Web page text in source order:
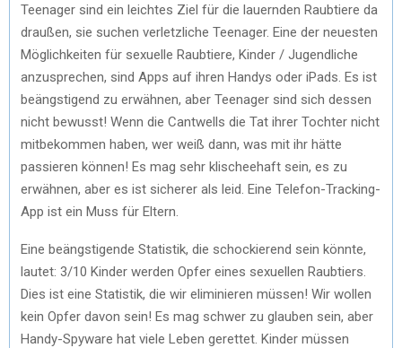
Teenager sind ein leichtes Ziel für die lauernden Raubtiere da
draußen, sie suchen verletzliche Teenager. Eine der neuesten
Möglichkeiten für sexuelle Raubtiere, Kinder / Jugendliche
anzusprechen, sind Apps auf ihren Handys oder iPads. Es ist
beängstigend zu erwähnen, aber Teenager sind sich dessen
nicht bewusst! Wenn die Cantwells die Tat ihrer Tochter nicht
mitbekommen haben, wer weiß dann, was mit ihr hätte
passieren können! Es mag sehr klischeehaft sein, es zu
erwähnen, aber es ist sicherer als leid. Eine Telefon-Tracking-
App ist ein Muss für Eltern.
Eine beängstigende Statistik, die schockierend sein könnte,
lautet: 3/10 Kinder werden Opfer eines sexuellen Raubtiers.
Dies ist eine Statistik, die wir eliminieren müssen! Wir wollen
kein Opfer davon sein! Es mag schwer zu glauben sein, aber
Handy-Spyware hat viele Leben gerettet. Kinder müssen